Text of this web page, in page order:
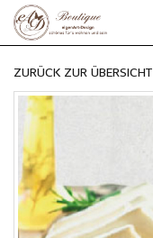
Skip
main
ZURÜCK ZUR ÜBERSICHT